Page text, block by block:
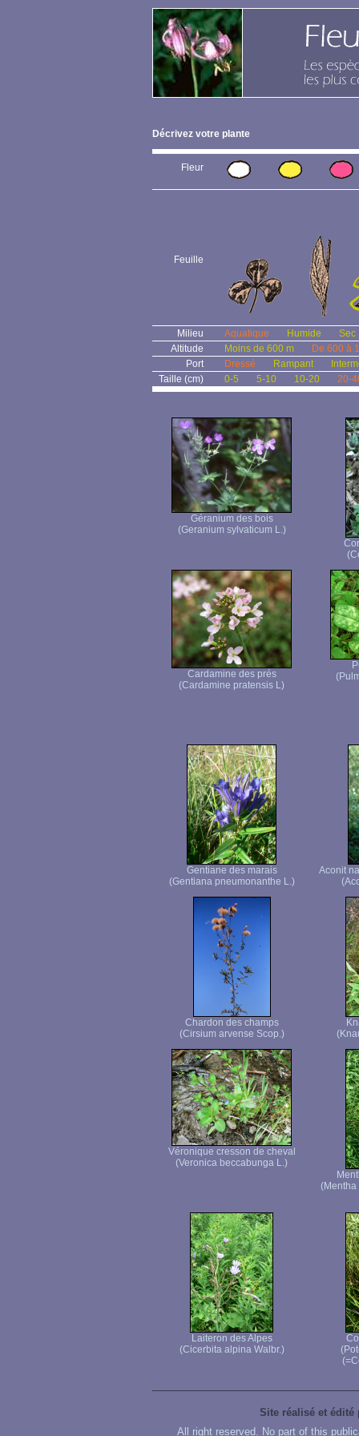
Décrivez votre plante
Fleur
Feuille
Milieu Aquatique Humide
Sec
Altitude
Moins de 600 m
De 600 à
Port
Dressé Rampant
Taille (cm)
0-5 5-10 10-20 20-
Géranium des bois
(Geranium sylvaticum L.)
Cardamine des prés
(Cardamine pratensis L)
Gentiane des marais
(Gentiana pneumonanthe L.)
Aconit
Chardon des champs
(Cirsium arvense Scop.)
Véronique cresson de cheval
(Veronica beccabunga L.)
Laiteron des Alpes
(Cicerbita alpina Walbr.)
Site réalisé et édité
All right reserved. No part of this